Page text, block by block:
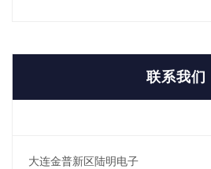
联系我们
大连金普新区陆明电子